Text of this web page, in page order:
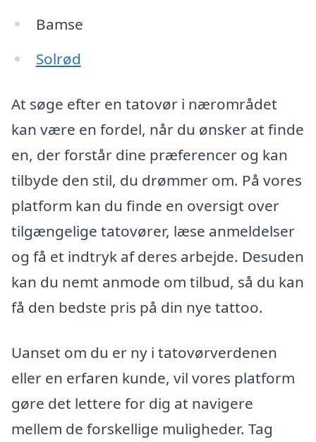
Bamse
Solrød
At søge efter en tatovør i nærområdet
kan være en fordel, når du ønsker at finde
en, der forstår dine præferencer og kan
tilbyde den stil, du drømmer om. På vores
platform kan du finde en oversigt over
tilgængelige tatovører, læse anmeldelser
og få et indtryk af deres arbejde. Desuden
kan du nemt anmode om tilbud, så du kan
få den bedste pris på din nye tattoo.
Uanset om du er ny i tatovørverdenen
eller en erfaren kunde, vil vores platform
gøre det lettere for dig at navigere
mellem de forskellige muligheder. Tag